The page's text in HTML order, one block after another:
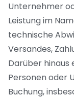
Unternehmer
Leistung im
technische
Versandes,
Darüber
Personen oder
Buchung,